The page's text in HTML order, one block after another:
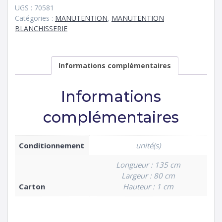
UGS : 70581
Catégories : MANUTENTION, MANUTENTION
BLANCHISSERIE
Informations complémentaires
Informations
complémentaires
Conditionnement unité(s)
Carton
Longueur : 135 cm
Largeur : 80 cm
Hauteur : 1 cm